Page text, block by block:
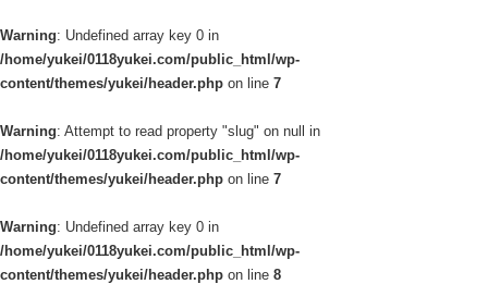
Warning: Undefined array key 0 in
/home/yukei/0118yukei.com/public_html/wp-
content/themes/yukei/header.php on line 7
Warning: Attempt to read property "slug" on null in
/home/yukei/0118yukei.com/public_html/wp-
content/themes/yukei/header.php on line 7
Warning: Undefined array key 0 in
/home/yukei/0118yukei.com/public_html/wp-
content/themes/yukei/header.php on line 8